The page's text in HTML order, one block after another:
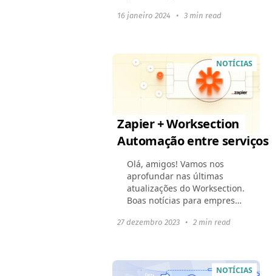
preciso. Implementamos
16 janeiro 2024 • 3 min read
NOTÍCIAS
Zapier + Worksection
Automação entre serviços
Olá, amigos! Vamos nos
aprofundar nas últimas
atualizações do Worksection.
Boas notícias para empresas
ferramentas ou produtos
tornarão a...
27 dezembro 2023 • 2 min read
NOTÍCIAS